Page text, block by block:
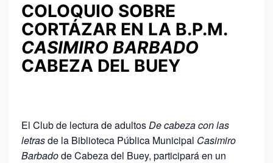
COLOQUIO SOBRE
CORTÁZAR EN LA B.P.M.
CASIMIRO BARBADO
CABEZA DEL BUEY
El Club de lectura de adultosDe cabeza con las
letrasde la Biblioteca Pública Municipal Casimiro
Barbadode Cabeza del Buey, participará en un